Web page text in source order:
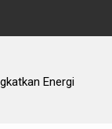
Energi